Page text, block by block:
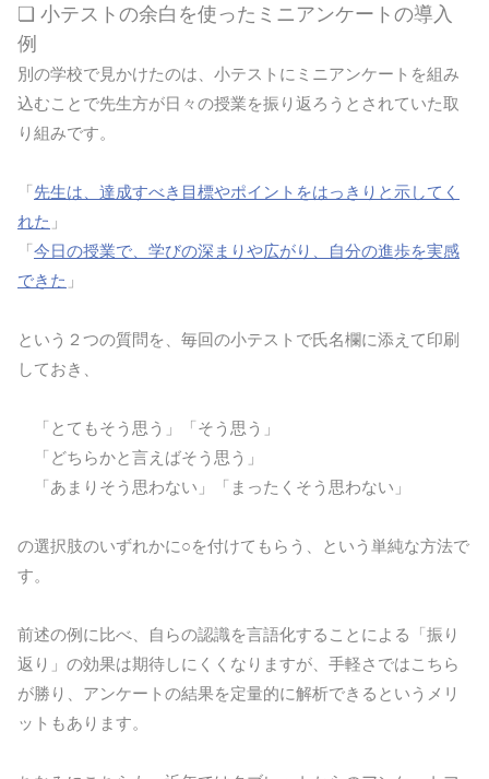
❏ 小テストの余白を使ったミニアンケートの導入
例
別の学校で見かけたのは、小テストにミニアンケートを組み
込むことで先生方が日々の授業を振り返ろうとされていた取
り組みです。
「先生は、達成すべき目標やポイントをはっきりと示してく
れた 」
「今日の授業で、学びの深まりや広がり、自分の進歩を実感
できた 」
という２つの質問を、毎回の小テストで氏名欄に添えて印刷
しておき、
「とてもそう思う」「そう思う」
「どちらかと言えばそう思う」
「あまりそう思わない」「まったくそう思わない」
の選択肢のいずれかに○を付けてもらう、という単純な方法で
す。
前述の例に比べ、自らの認識を言語化することによる「振り
返り」の効果は期待しにくくなりますが、手軽さではこちら
が勝り、アンケートの結果を定量的に解析できるというメリ
ットもあります。